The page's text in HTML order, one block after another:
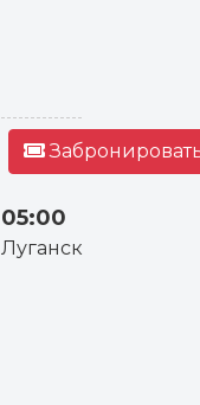
05:00
Луганск